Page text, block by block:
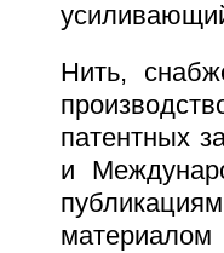
Нить,
патентных
и
материалом